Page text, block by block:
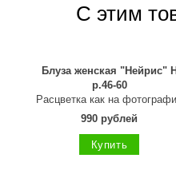
С этим
Блуза женская "Нейрис"
р.46-60
Расцветка как на
990 рублей
Купить